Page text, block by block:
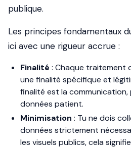
publique.
Les principes fondamentaux
ici avec une rigueur accrue :
Finalité : Chaque traitement
une finalité spécifique et
finalité est la
données patient.
Minimisation : Tu ne dois
données strictement
les visuels publics, cela